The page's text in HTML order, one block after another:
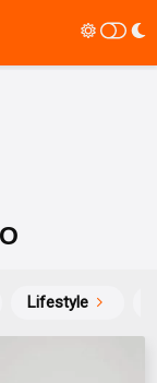
Lifestyle